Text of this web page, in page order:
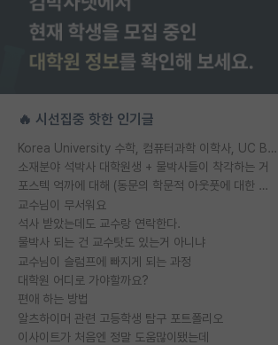
🔥 시선집중 핫한 인기글
Korea University 수학, 컴퓨터과학 이학사, UC Berkeley 산업공학 대학원 공학박사가 되는 것은 쉽지 않겠죠?
소재분야 석박사 대학원생 + 물박사들이 착각하는 거
포스텍 억까에 대해 (동문의 학문적 아웃풋에 대한 반박)
교수님이 무서워요
석사 받았는데도 교수랑 연락한다.
물박사 되는 건 교수탓도 있는거 아니냐
교수님이 슬럼프에 빠지게 되는 과정
대학원 어디로 가야할까요?
편애 하는 방법
알츠하이머 관련 고등학생 탐구 포트폴리오
이사이트가 처음엔 정말 도움많이됐는데